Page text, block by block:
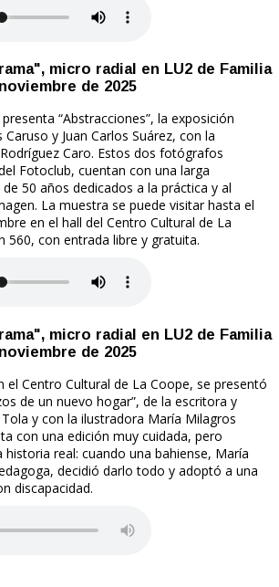
micro radial en LU2 de Familia
de 2025
“Abstracciones”, la exposición
y Juan Carlos Suárez, con la
Caro. Estos dos fotógrafos
Fotoclub, cuentan con una larga
50 años dedicados a la práctica y al
La muestra se puede visitar hasta el
en el hall del Centro Cultural de La
560, con entrada libre y gratuita.
micro radial en LU2 de Familia
de 2025
el Centro Cultural de La Coope, se presentó
de un nuevo hogar”, de la escritora y
y con la ilustradora María Milagros
con una edición muy cuidada, pero
historia real: cuando una bahiense, María
decidió darlo todo y adoptó a una
discapacidad.